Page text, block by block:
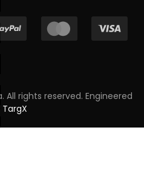
All rights reserved. Engineered
TargX